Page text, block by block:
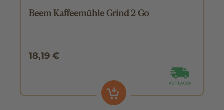
Beem Kaffeemühle Grind 2 Go
18,19 €